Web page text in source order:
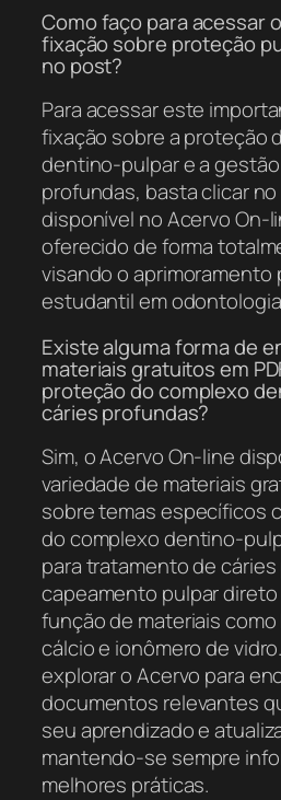
Como faço para acessar
fixação sobre proteção
no post?
Para acessar este
fixação sobre a proteção
dentino-pulpar e a
profundas, basta clicar
disponível no Acervo On-
oferecido de forma
visando o aprimoramento
estudantil em
Existe alguma forma de
materiais gratuitos em
proteção do complexo
cáries profundas?
Sim, o Acervo On-line
variedade de materiais
sobre temas específicos
do complexo dentino-
para tratamento de
capeamento pulpar
função de materiais
cálcio e ionômero de
explorar o Acervo para
documentos relevantes
seu aprendizado e
mantendo-se sempre
melhores práticas.